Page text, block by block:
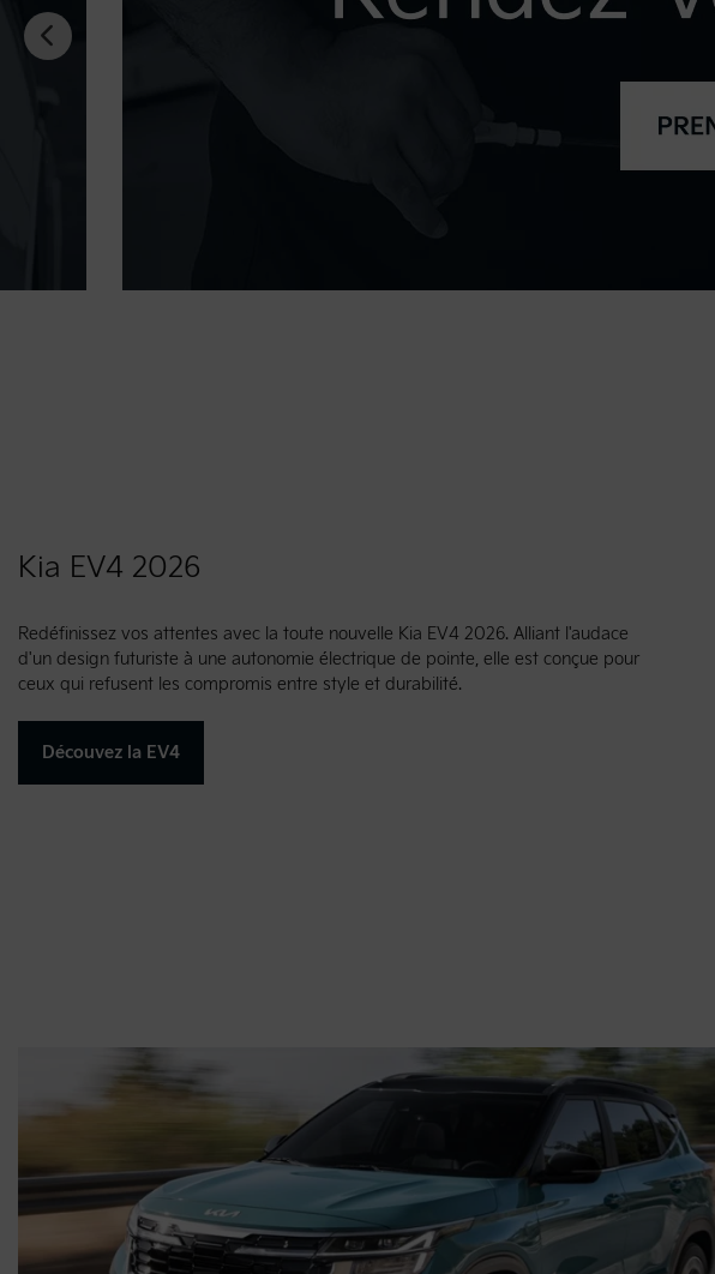
Kia EV4 2026
Redéfinissez vos attentes avec la toute nouvelle Kia EV4 2026. Alliant l'audace
d'un design futuriste à une autonomie électrique de pointe, elle est conçue pour
ceux qui refusent les compromis entre style et durabilité.
Découvez la EV4